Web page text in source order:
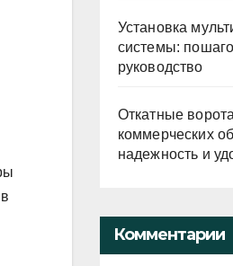
Установка
системы:
руководство
Откатные
коммерческих
надежность и
Комментарии